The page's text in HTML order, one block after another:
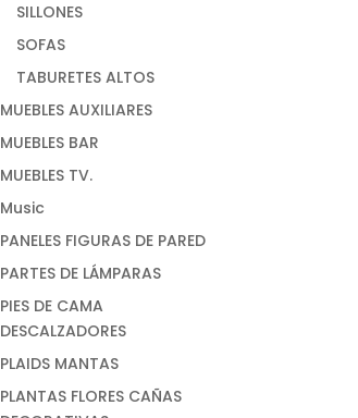
SILLONES
SOFAS
TABURETES ALTOS
MUEBLES AUXILIARES
MUEBLES BAR
MUEBLES TV.
Music
PANELES FIGURAS DE PARED
PARTES DE LÁMPARAS
PIES DE CAMA
DESCALZADORES
PLAIDS MANTAS
PLANTAS FLORES CAÑAS